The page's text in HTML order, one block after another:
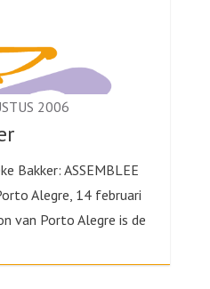
2006
Bakker: ASSEMBLEE
Alegre, 14 februari
van Porto Alegre is de